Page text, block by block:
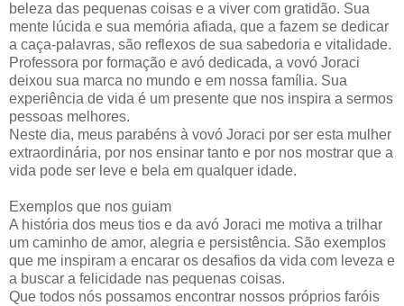
beleza das pequenas coisas e a viver com gratidão. Sua
mente lúcida e sua memória afiada, que a fazem se dedicar
a caça-palavras, são reflexos de sua sabedoria e vitalidade.
Professora por formação e avó dedicada, a vovó Joraci
deixou sua marca no mundo e em nossa família. Sua
experiência de vida é um presente que nos inspira a sermos
pessoas melhores.
Neste dia, meus parabéns à vovó Joraci por ser esta mulher
extraordinária, por nos ensinar tanto e por nos mostrar que a
vida pode ser leve e bela em qualquer idade.
Exemplos que nos guiam
A história dos meus tios e da avó Joraci me motiva a trilhar
um caminho de amor, alegria e persistência. São exemplos
que me inspiram a encarar os desafios da vida com leveza e
a buscar a felicidade nas pequenas coisas.
Que todos nós possamos encontrar nossos próprios faróis